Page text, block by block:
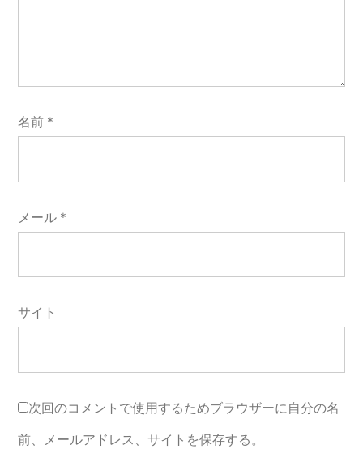
名前 *
メール *
サイト
次回のコメントで使用するためブラウザーに自分の名
前、メールアドレス、サイトを保存する。